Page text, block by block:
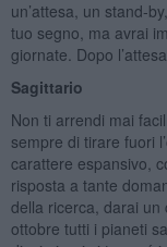
un’attesa, un stand-
tuo segno, ma avrai
giornate. Dopo
Sagittario
Non ti arrendi mai
sempre di tirare fuori
carattere espansivo,
risposta a tante
della ricerca, darai un
ottobre tutti i pianeti